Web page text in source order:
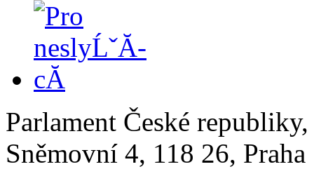
Parlament České
Sněmovní 4, 118 26,